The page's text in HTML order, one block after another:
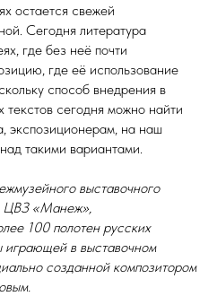
остается свежей
Сегодня литература
где без неё почти
где её использование
способ внедрения в
сегодня можно найти
экспозиционерам, на наш
такими вариантами.
выставочного
ЦВЗ «Манеж»,
100 полотен русских
играющей в выставочном
созданной композитором